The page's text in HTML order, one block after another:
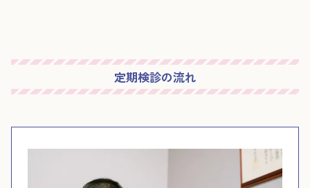
定期検診の流れ